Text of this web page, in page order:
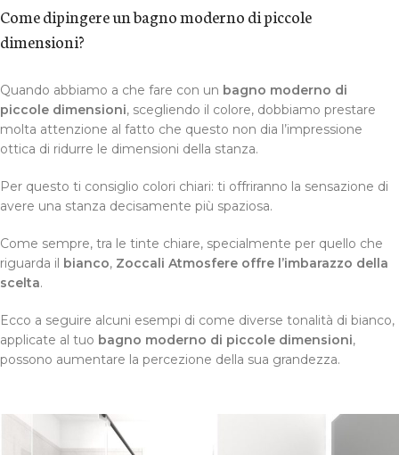
Come dipingere un bagno moderno di piccole
dimensioni?
Quando abbiamo a che fare con un bagno moderno di
piccole dimensioni, scegliendo il colore, dobbiamo prestare
molta attenzione al fatto che questo non dia l’impressione
ottica di ridurre le dimensioni della stanza.
Per questo ti consiglio colori chiari: ti offriranno la sensazione di
avere una stanza decisamente più spaziosa.
Come sempre, tra le tinte chiare, specialmente per quello che
riguarda il bianco, Zoccali Atmosfere offre l’imbarazzo della
scelta.
Ecco a seguire alcuni esempi di come diverse tonalità di bianco,
applicate al tuo bagno moderno di piccole dimensioni,
possono aumentare la percezione della sua grandezza.